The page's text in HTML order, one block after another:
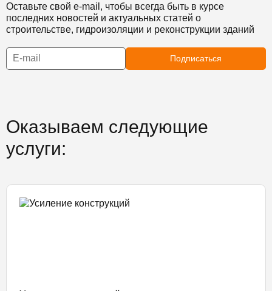
Оставьте свой e-mail, чтобы всегда быть в курсе
последних новостей и актуальных статей о
строительстве, гидроизоляции и реконструкции зданий
Подписаться
Оказываем следующие
услуги: